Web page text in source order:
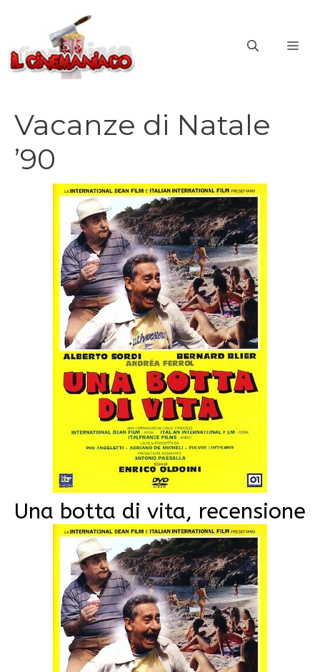
contenuto
Vacanze di Natale
’90
Una botta di vita, recensione